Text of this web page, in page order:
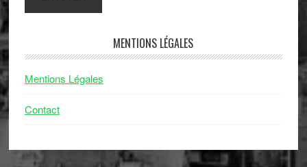
MENTIONS LÉGALES
Mentions Légales
Contact